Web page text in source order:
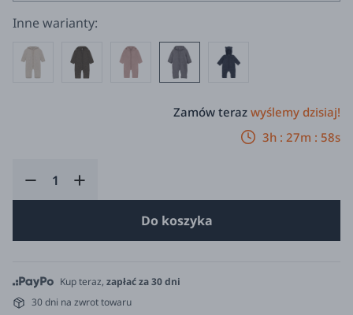
Inne warianty:
Zamów teraz wyślemy dzisiaj!
3h : 27m : 58s
Do koszyka
Kup teraz, zapłać za 30 dni
30 dni na zwrot towaru